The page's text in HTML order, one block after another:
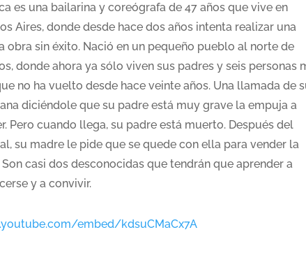
es una bailarina y coreógrafa de 47 años que vive en
Aires, donde desde hace dos años intenta realizar una
obra sin éxito. Nació en un pequeño pueblo al norte de
donde ahora ya sólo viven sus padres y seis personas
no ha vuelto desde hace veinte años. Una llamada de
diciéndole que su padre está muy grave la empuja a
Pero cuando llega, su padre está muerto. Después del
su madre le pide que se quede con ella para vender la
Son casi dos desconocidas que tendrán que aprender a
y a convivir.
embed/kdsuCMaCx7A